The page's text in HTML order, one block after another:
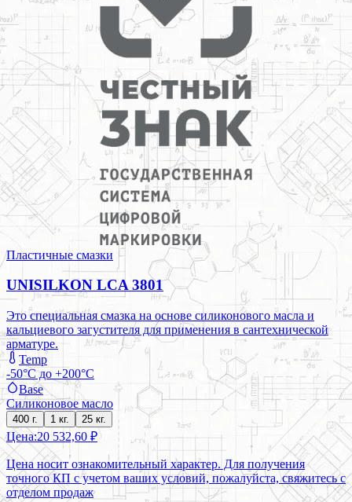
Пластичные смазки
UNISILKON LCA 3801
Это специальная смазка на основе силиконового масла и
кальциевого загустителя для применения в сантехнической
арматуре.
Temp
-50°C до +200°C
Base
Силиконовое масло
400 г. 1 кг. 25 кг.
Цена:20 532,60 ₽
Цена носит ознакомительный характер. Для получения
точного КП с учетом ваших условий, пожалуйста, свяжитесь с
отделом продаж